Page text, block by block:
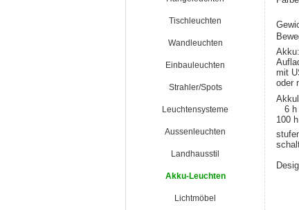
Tischleuchten
Wandleuchten
Einbauleuchten
Strahler/Spots
Leuchtensysteme
Aussenleuchten
Landhausstil
Akku-Leuchten
Lichtmöbel
mit
oder
6 h
100